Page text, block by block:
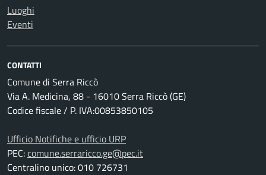
Luoghi
Eventi
CONTATTI
Comune di Serra Riccò
Via A. Medicina, 88 - 16010 Serra Riccò (GE)
Codice fiscale / P. IVA:00853850105
Ufficio Notifiche e ufficio URP
PEC:comune.serraricco.ge@pec.it
Centralino unico: 010 726731